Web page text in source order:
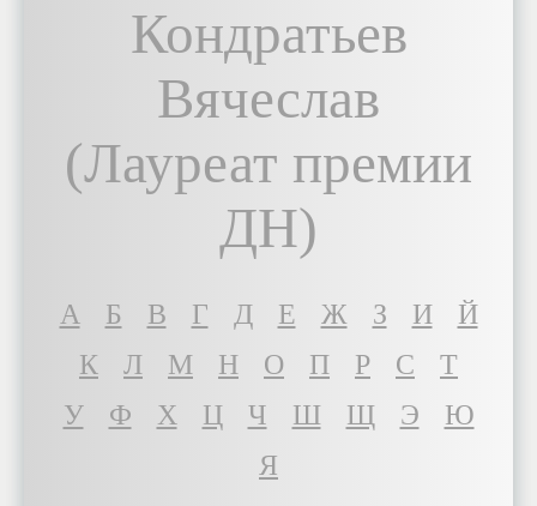
Кондратьев
Вячеслав
(Лауреат премии
ДН)
A Б В Г Д Е Ж З И
Й
К
Л М Н О П Р С
Т
У
Ф Х Ц Ч Ш Щ Э
Ю
Я